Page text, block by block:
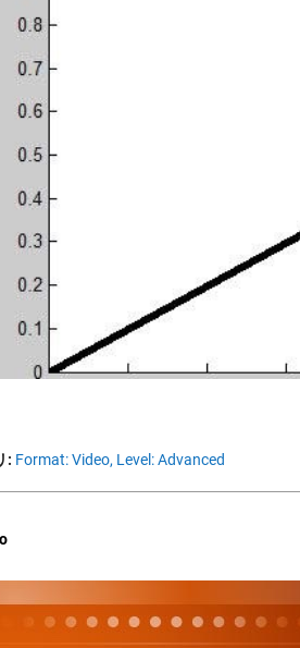
: Format: Video, Level: Advanced